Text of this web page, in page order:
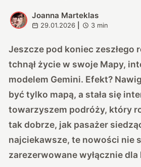
J
Joanna Marteklas
29.01.2026 3 min
Jeszcze pod koniec zeszłego
tchnął życie w swoje Mapy,
modelem Gemini. Efekt?
być tylko mapą, a stała się
towarzyszem podróży, który
tak dobrze, jak pasażer
najciekawsze, te nowości nie
zarezerwowane wyłącznie